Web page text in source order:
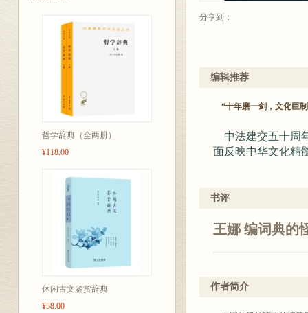
哲学辞典（全两册）
¥118.00
休闲古文鉴赏辞典
¥58.00
分享到：
编辑推荐
“十年磨一剑，文化巨
中法建交五十周
面反映中华文化精
书评
王娜 编词典的
作者简介